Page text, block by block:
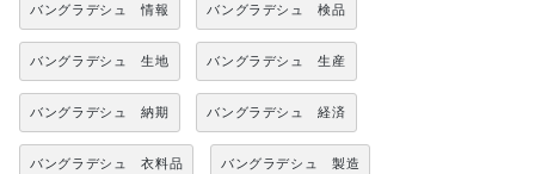
バングラデシュ 情報 バングラデシュ 検品
バングラデシュ 生地 バングラデシュ 生産
バングラデシュ 納期 バングラデシュ 経済
バングラデシュ 衣料品 バングラデシュ 製造